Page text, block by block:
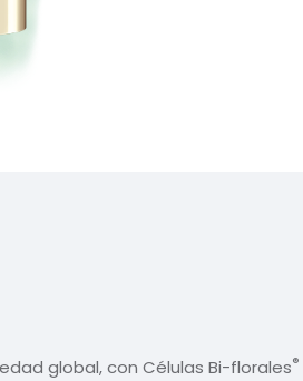
global, con Células Bi-florales®